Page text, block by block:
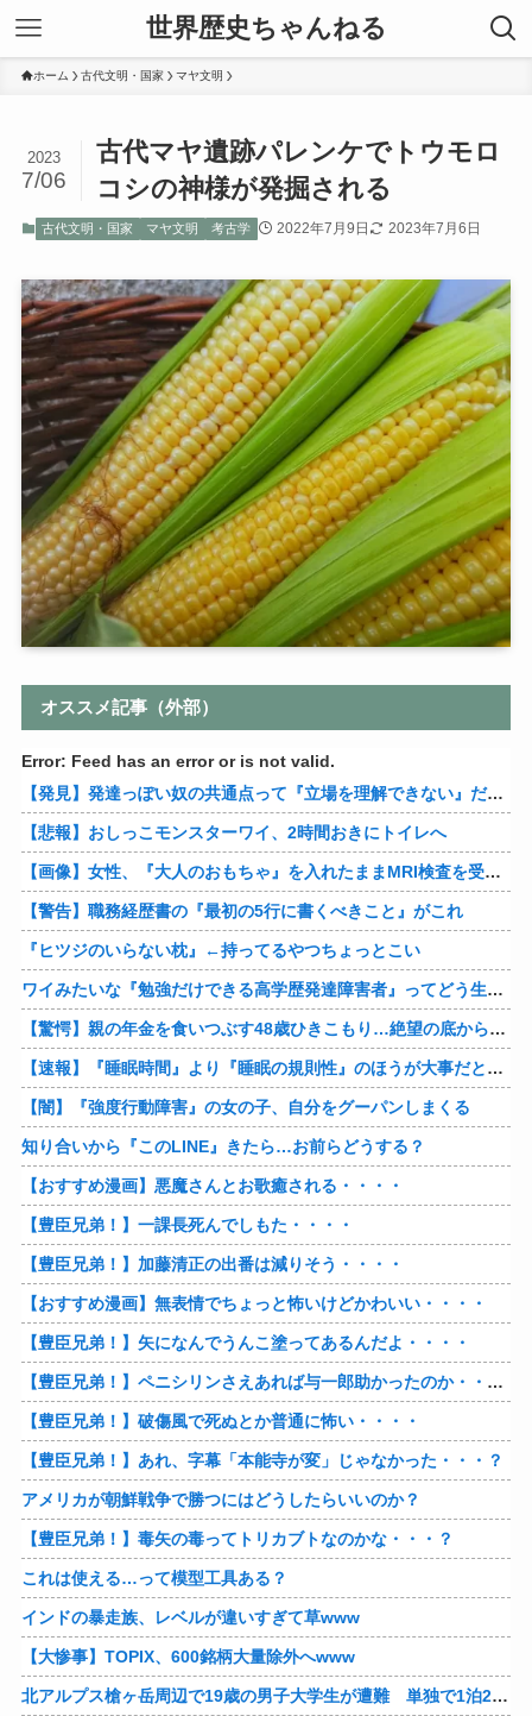
世界歴史ちゃんねる
ホーム 古代文明・国家 マヤ文明
古代マヤ遺跡パレンケでトウモロ
コシの神様が発掘される
2023
7/06
古代文明・国家 マヤ文明 考古学 2022年7月9日 2023年7月6日
オススメ記事（外部）
Error: Feed has an error or is not valid.
【発見】発達っぽい奴の共通点って『立場を理解できない』だよな
【悲報】おしっこモンスターワイ、2時間おきにトイレへ
【画像】女性、『大人のおもちゃ』を入れたままMRI検査を受けた結果 →
【警告】職務経歴書の『最初の5行に書くべきこと』がこれ
『ヒツジのいらない枕』←持ってるやつちょっとこい
ワイみたいな『勉強だけできる高学歴発達障害者』ってどう生きたらいいんや？
【驚愕】親の年金を食いつぶす48歳ひきこもり…絶望の底から家族を救ったのは『障害基礎年金』だった
【速報】『睡眠時間』より『睡眠の規則性』のほうが大事だと判明
【闇】『強度行動障害』の女の子、自分をグーパンしまくる
知り合いから『このLINE』きたら…お前らどうする？
【おすすめ漫画】悪魔さんとお歌癒される・・・・
【豊臣兄弟！】一課長死んでしもた・・・・
【豊臣兄弟！】加藤清正の出番は減りそう・・・・
【おすすめ漫画】無表情でちょっと怖いけどかわいい・・・・
【豊臣兄弟！】矢になんでうんこ塗ってあるんだよ・・・・
【豊臣兄弟！】ペニシリンさえあれば与一郎助かったのか・・・？
【豊臣兄弟！】破傷風で死ぬとか普通に怖い・・・・
【豊臣兄弟！】あれ、字幕「本能寺が変」じゃなかった・・・？
アメリカが朝鮮戦争で勝つにはどうしたらいいのか？
【豊臣兄弟！】毒矢の毒ってトリカブトなのかな・・・？
これは使える…って模型工具ある？
インドの暴走族、レベルが違いすぎて草www
【大惨事】TOPIX、600銘柄大量除外へwww
北アルプス槍ヶ岳周辺で19歳の男子大学生が遭難 単独で1泊2日の予定で入山も連絡取れず 警察が9日以降捜索予定